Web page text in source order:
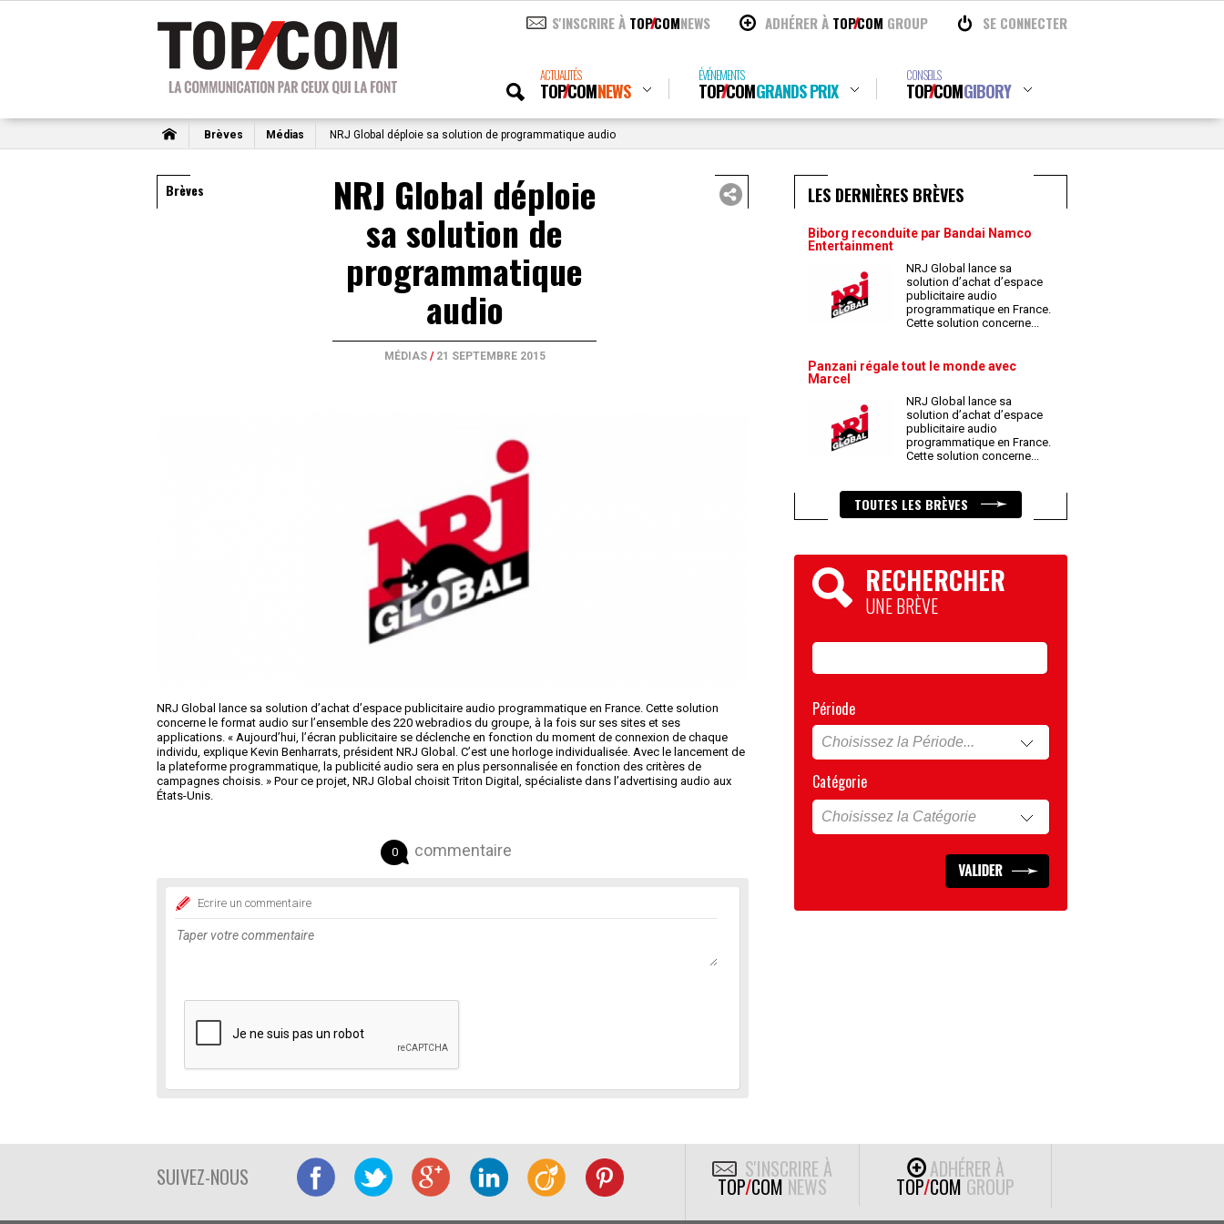
S'INSCRIRE À TOPCOMNEWS ADHÉRER À TOPCOM GROUP SE CONNECTER
ACTUALITÉS
TOPCOMNEWS
ÉVÉNEMENTS
TOPCOMGRANDS PRIX
CONSEILS
TOPCOMGIBORY
Brèves Médias NRJ Global déploie sa solution de programmatique audio
Brèves NRJ Global déploie
sa solution de
programmatique
audio
MÉDIAS/ 21 SEPTEMBRE 2015
NRJ Global lance sa solution d’achat d’espace publicitaire audio programmatique en France. Cette solution
concerne le format audio sur l’ensemble des 220 webradios du groupe, à la fois sur ses sites et ses
applications. « Aujourd’hui, l’écran publicitaire se déclenche en fonction du moment de connexion de chaque
individu, explique Kevin Benharrats, président NRJ Global. C’est une horloge individualisée. Avec le lancement de
la plateforme programmatique, la publicité audio sera en plus personnalisée en fonction des critères de
campagnes choisis. » Pour ce projet, NRJ Global choisit Triton Digital, spécialiste dans l’advertising audio aux
États-Unis.
0 commentaire
Ecrire un commentaire
LES DERNIÈRES BRÈVES
Biborg reconduite par Bandai Namco
Entertainment
NRJ Global lance sa
solution d’achat d’espace
publicitaire audio
programmatique en France.
Cette solution concerne...
Panzani régale tout le monde avec
Marcel
NRJ Global lance sa
solution d’achat d’espace
publicitaire audio
programmatique en France.
Cette solution concerne...
TOUTES LES BRÈVES
RECHERCHER
UNE BRÈVE
Période
Catégorie
SUIVEZ-NOUS S'INSCRIRE À
TOP/COM NEWS
ADHÉRER À
TOP/COM GROUP